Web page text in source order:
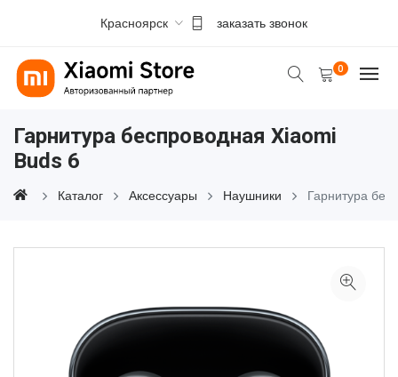
Красноярск заказать звонок
0
Гарнитура беспроводная Xiaomi
Buds 6
Каталог Аксессуары Наушники Гарнитура